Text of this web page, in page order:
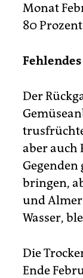
Monat
80
Der
aber auch
bringen,
und
Wasser,
Die
Ende